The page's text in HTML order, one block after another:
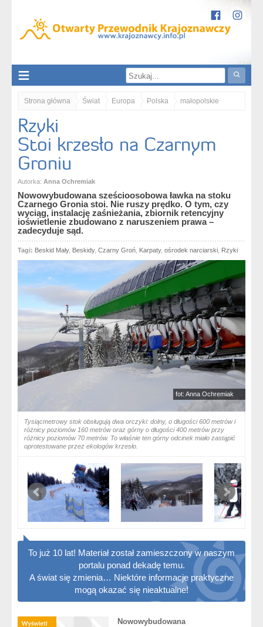
Strona główna Świat Europa Polska małopolskie
Karpaty
Rzyki
Stoi krzesło na Czarnym
Groniu
Autorka: Anna Ochremiak
Nowowybudowana sześcioosobowa ławka na stoku
Czarnego Gronia stoi. Nie ruszy prędko. O tym, czy
wyciąg, instalację zaśnieżania, zbiornik retencyjny
ioświetlenie zbudowano z naruszeniem prawa –
zadecyduje sąd.
Tagi: Beskid Mały, Beskidy, Czarny Groń Karpaty, ośrodek narciarski Rzyki
fot: Anna Ochremiak
Tysiącmetrowy stok obsługują dwa orczyki: dolny, o długości 600 metrów i
różnicy poziomów 160 metrów oraz górny o długości 400 metrów przy
różnicy poziomów 70 metrów. To właśnie ten górny odcinek miało zastąpić
oprotestowane przez ekologów krzesło.
To już 10 lat! Materiał został zamieszczony w naszym
portalu ponad dekadę temu.
A świat się zmienia… Niektóre informacje praktyczne
mogą okazać się nieaktualne!
Nowowybudowana